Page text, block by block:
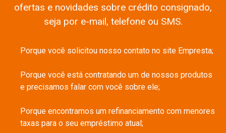
ofertas e novidades sobre crédito consignado,
seja por e-mail, telefone ou SMS.
Porque você solicitou nosso contato no site Empresta;
Porque você está contratando um de nossos produtos
e precisamos falar com você sobre ele;
Porque encontramos um refinanciamento com menores
taxas para o seu empréstimo atual;